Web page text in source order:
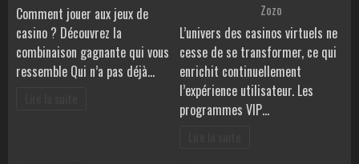
Comment jouer aux jeux de
casino ? Découvrez la
combinaison gagnante qui vous
ressemble Qui n’a pas déjà…
Zozo
L’univers des casinos virtuels ne
cesse de se transformer, ce qui
enrichit continuellement
l’expérience utilisateur. Les
programmes VIP…